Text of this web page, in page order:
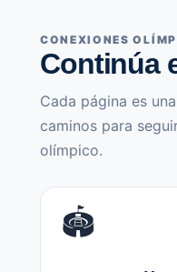
CONEXIONES
Continúa
Cada página es
caminos para
olímpico.
🏟️